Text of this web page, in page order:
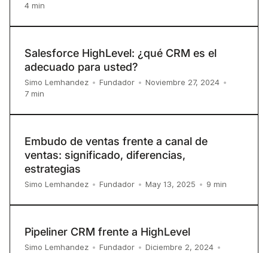
4 min
Salesforce HighLevel: ¿qué CRM es el
adecuado para usted?
Simo Lemhandez • Fundador • Noviembre 27, 2024 •
7 min
Embudo de ventas frente a canal de
ventas: significado, diferencias,
estrategias
Simo Lemhandez • Fundador • May 13, 2025 • 9 min
Pipeliner CRM frente a HighLevel
Simo Lemhandez • Fundador • Diciembre 2, 2024 •